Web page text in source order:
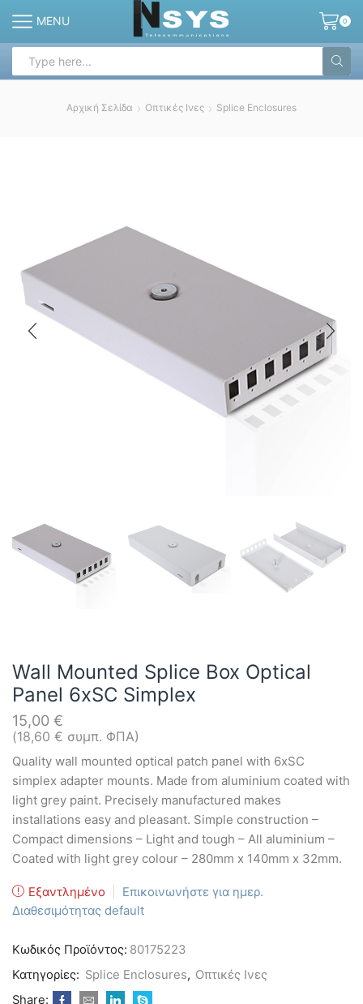
MENU 0
input
Αρχική Σελίδα Οπτικές Ινες Splice Enclosures
Wall Mounted Splice Box Optical
Panel 6xSC Simplex
15,00 €
(18,60 € συμπ. ΦΠΑ)
Quality wall mounted optical patch panel with 6xSC
simplex adapter mounts. Made from aluminium coated with
light grey paint. Precisely manufactured makes
installations easy and pleasant. Simple construction –
Compact dimensions – Light and tough – All aluminium –
Coated with light grey colour – 280mm x 140mm x 32mm.
Εξαντλημένο
Επικοινωνήστε για ημερ.
Διαθεσιμότητας default
Κωδικός Προϊόντος: 80175223
Κατηγορίες: Splice Enclosures, Οπτικές Ινες
Share: